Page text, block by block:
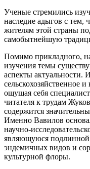
Ученые стремились
наследие адыгов с тем,
жителям этой страны
самобытнейшую
Помимо прикладного,
изучения темы
аспекты актуальности.
сельскохозяйственное
ощущая себя
читателя к трудам
содержится
Именно Вавилов
научно-
являющуюся
эндемичных видов и
культурной флоры.